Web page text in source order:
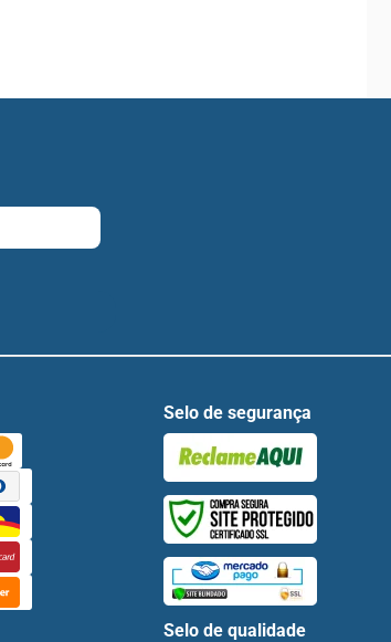
Selo de segurança
Selo de qualidade